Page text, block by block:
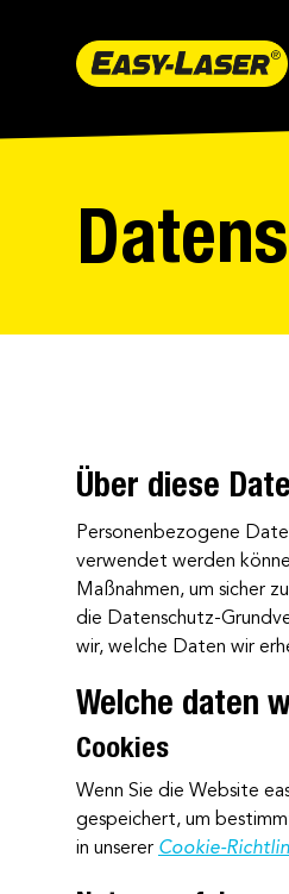
Über diese
Personenbezogene
verwendet werden
Maßnahmen, um sicher
die Datenschutz-
wir, welche Daten wir
Welche daten
Cookies
Wenn Sie die Website
gespeichert, um
in unserer Cookie-